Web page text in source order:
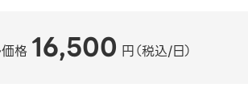
格 16,500 円（税込/日）